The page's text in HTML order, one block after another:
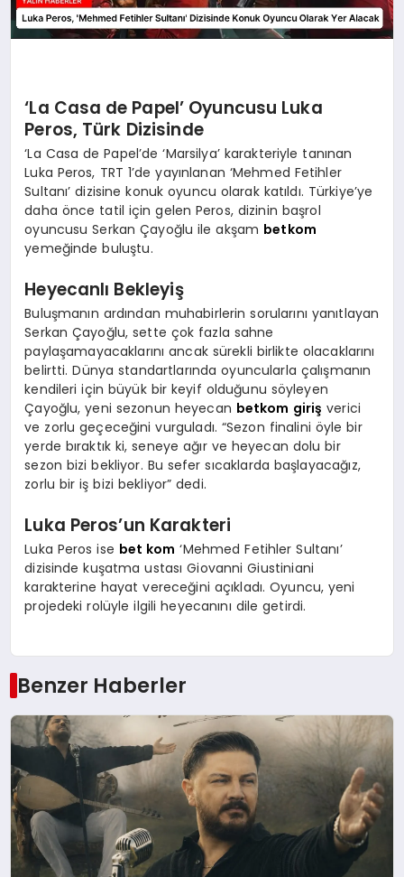
‘La Casa de Papel’ Oyuncusu Luka
Peros, Türk Dizisinde
‘La Casa de Papel’de ‘Marsilya’ karakteriyle tanınan
Luka Peros, TRT 1’de yayınlanan ‘Mehmed Fetihler
Sultanı’ dizisine konuk oyuncu olarak katıldı. Türkiye’ye
daha önce tatil için gelen Peros, dizinin başrol
oyuncusu Serkan Çayoğlu ile akşam betkom
yemeğinde buluştu.
Heyecanlı Bekleyiş
Buluşmanın ardından muhabirlerin sorularını yanıtlayan
Serkan Çayoğlu, sette çok fazla sahne
paylaşamayacaklarını ancak sürekli birlikte olacaklarını
belirtti. Dünya standartlarında oyuncularla çalışmanın
kendileri için büyük bir keyif olduğunu söyleyen
Çayoğlu, yeni sezonun heyecan betkom giriş verici
ve zorlu geçeceğini vurguladı. “Sezon finalini öyle bir
yerde bıraktık ki, seneye ağır ve heyecan dolu bir
sezon bizi bekliyor. Bu sefer sıcaklarda başlayacağız,
zorlu bir iş bizi bekliyor” dedi.
Luka Peros’un Karakteri
Luka Peros ise bet kom ‘Mehmed Fetihler Sultanı’
dizisinde kuşatma ustası Giovanni Giustiniani
karakterine hayat vereceğini açıkladı. Oyuncu, yeni
projedeki rolüyle ilgili heyecanını dile getirdi.
Benzer Haberler